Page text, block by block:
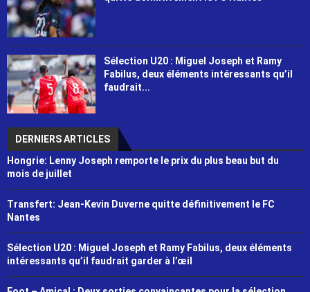
Sélection U20 : Miguel Joseph et Ramy
Fabilus, deux éléments intéressants qu’il
faudrait...
DERNIERS ARTICLES
Hongrie: Lenny Joseph remporte le prix du plus beau but du
mois de juillet
Transfert: Jean-Kevin Duverne quitte définitivement le FC
Nantes
Sélection U20 : Miguel Joseph et Ramy Fabilus, deux éléments
intéressants qu’il faudrait garder à l’œil